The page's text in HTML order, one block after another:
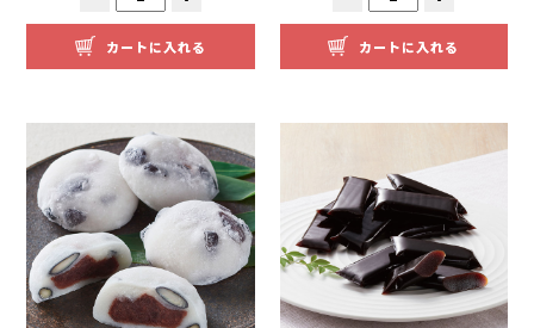
カートに入れる カートに入れる